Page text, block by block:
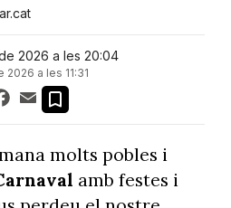
2026 a les 20:04
a les 11:31
Facebook
Email
molts pobles i
amb festes i